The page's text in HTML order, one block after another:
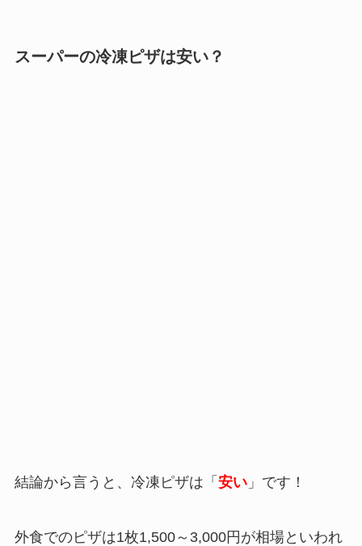
スーパーの冷凍ピザは安い？
結論から言うと、冷凍ピザは「 安い」です！
外食でのピザは1枚1,500～3,000円が相場といわれ